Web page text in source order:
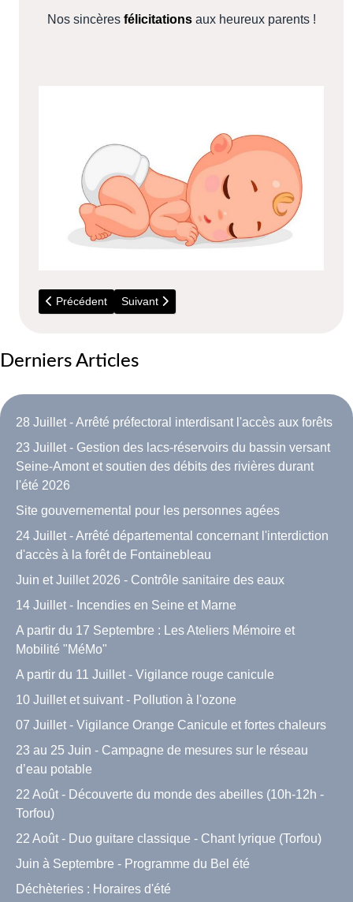
Nos sincères félicitationsaux heureux parents !
Article précédent : 1er Août 2021 - Avis de naissance de
Précédent Article suivant : 3 Mai 2021 - Avis de
Suivant
Derniers Articles
28 Juillet - Arrêté préfectoral interdisant l'accès aux forêts
23 Juillet - Gestion des lacs-réservoirs du bassin versant
Seine-Amont et soutien des débits des rivières durant
l'été 2026
Site gouvernemental pour les personnes agées
24 Juillet - Arrêté départemental concernant l'interdiction
d'accès à la forêt de Fontainebleau
Juin et Juillet 2026 - Contrôle sanitaire des eaux
14 Juillet - Incendies en Seine et Marne
A partir du 17 Septembre : Les Ateliers Mémoire et
Mobilité "MéMo"
A partir du 11 Juillet - Vigilance rouge canicule
10 Juillet et suivant - Pollution à l'ozone
07 Juillet - Vigilance Orange Canicule et fortes chaleurs
23 au 25 Juin - Campagne de mesures sur le réseau
d’eau potable
22 Août - Découverte du monde des abeilles (10h-12h -
Torfou)
22 Août - Duo guitare classique - Chant lyrique (Torfou)
Juin à Septembre - Programme du Bel été
Déchèteries : Horaires d'été